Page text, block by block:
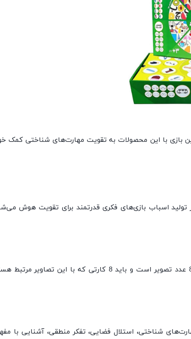
با این محصولات به تقویت مهارت‌های شناختی کمک
تولید اسباب بازی‌های فکری قدرتمند برای تقویت هوش
پکیچ بازی حاوی یک صفحه خورشیدی، کارت‌های تصاویر و دایره مرکزی است. هر دایره مرکزی
شناختی، استلال فضایی، تفکر منطقی، آشنایی با